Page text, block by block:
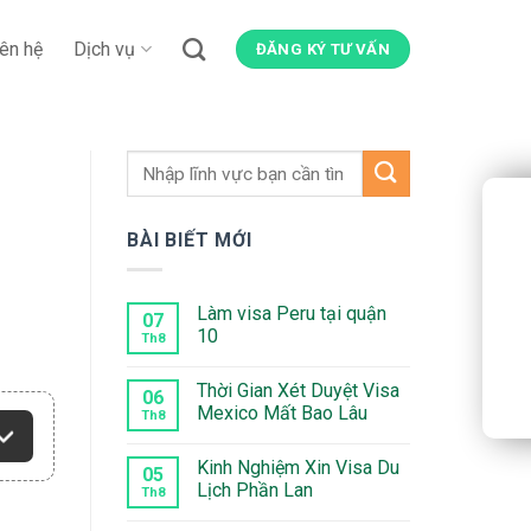
hệ Dịch vụ ĐĂNG KÝ TƯ VẤN
BÀI BIẾT MỚI
07
Th8
Làm visa Peru tại quận
10
bình
luận
ở
Peru
tại
quận
06
Th8
Thời Gian Xét Duyệt Visa
Mexico Mất Bao Lâu
bình
luận
ở
05
Th8
Kinh Nghiệm Xin Visa Du
Lịch Phần Lan